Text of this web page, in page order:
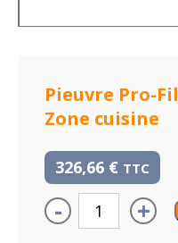
Pieuvre Pro-
Zone cuisine
326,66 € TTC
- +